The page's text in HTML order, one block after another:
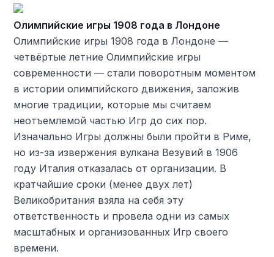
Олимпийские игры 1908 года в Лондоне
Олимпийские игры 1908 года в Лондоне —
четвёртые летние Олимпийские игры
современности — стали поворотным моментом
в истории олимпийского движения, заложив
многие традиции, которые мы считаем
неотъемлемой частью Игр до сих пор.
Изначально Игры должны были пройти в Риме,
но из-за извержения вулкана Везувий в 1906
году Италия отказалась от организации. В
кратчайшие сроки (менее двух лет)
Великобритания взяла на себя эту
ответственность и провела одни из самых
масштабных и организованных Игр своего
времени.